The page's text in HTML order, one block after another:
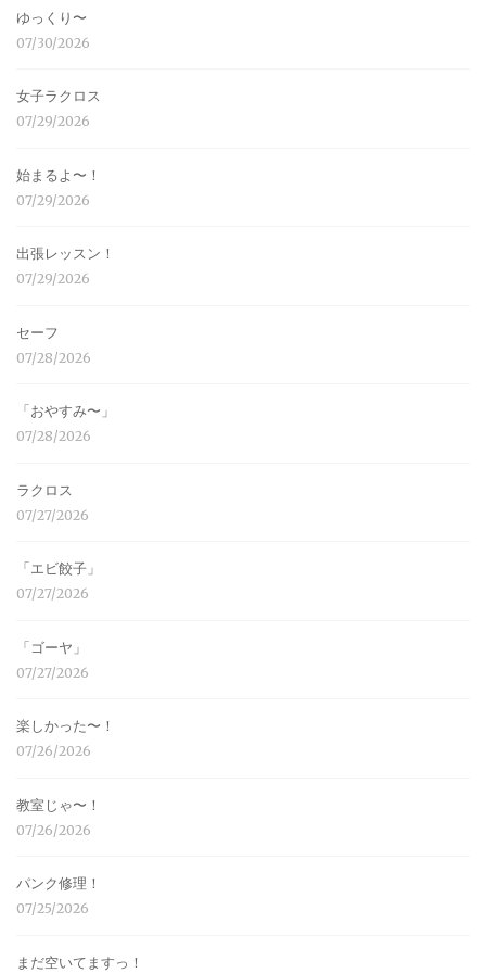
ゆっくり〜
07/30/2026
女子ラクロス
07/29/2026
始まるよ〜！
07/29/2026
出張レッスン！
07/29/2026
セーフ
07/28/2026
「おやすみ〜」
07/28/2026
ラクロス
07/27/2026
「エビ餃子」
07/27/2026
「ゴーヤ」
07/27/2026
楽しかった〜！
07/26/2026
教室じゃ〜！
07/26/2026
パンク修理！
07/25/2026
まだ空いてますっ！